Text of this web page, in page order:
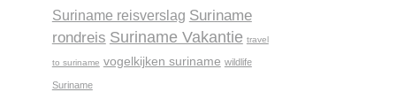
Suriname reisverslag Suriname
rondreis Suriname Vakantie travel
to suriname vogelkijken suriname wildlife
Suriname